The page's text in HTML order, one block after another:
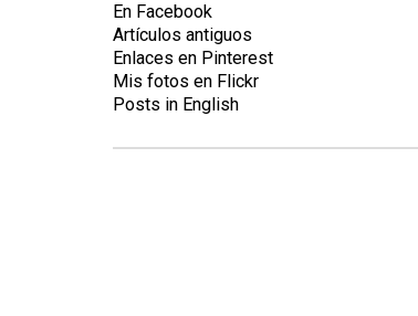
En Facebook
Artículos antiguos
Enlaces en Pinterest
Mis fotos en Flickr
Posts in English